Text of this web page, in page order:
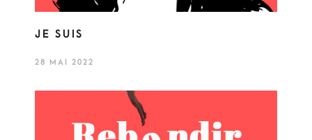
JE SUIS
28 MAI 2022